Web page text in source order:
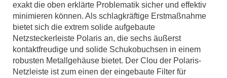
exakt die oben erklärte Problematik sicher und effektiv
minimieren können. Als schlagkräftige Erstmaßnahme
bietet sich die extrem solide aufgebaute
Netzsteckerleiste Polaris an, die sechs äußerst
kontaktfreudige und solide Schukobuchsen in einem
robusten Metallgehäuse bietet. Der Clou der Polaris-
Netzleiste ist zum einen der eingebaute Filter für